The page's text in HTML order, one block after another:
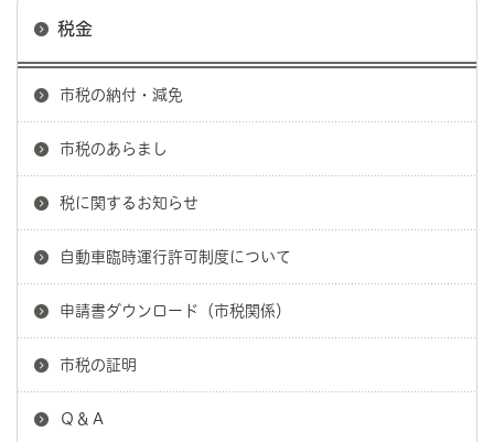
税金
市税の納付・減免
市税のあらまし
税に関するお知らせ
自動車臨時運行許可制度について
申請書ダウンロード（市税関係）
市税の証明
Ｑ＆Ａ